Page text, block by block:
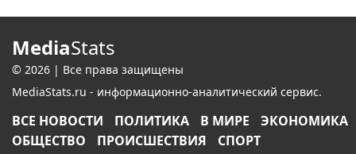
MediaStats
© 2026 | Все права защищены
MediaStats.ru - информационно-аналитический сервис.
ВСЕ НОВОСТИ ПОЛИТИКА В МИРЕ
ЭКОНОМИКА
ОБЩЕСТВО
ПРОИСШЕСТВИЯ СПОРТ